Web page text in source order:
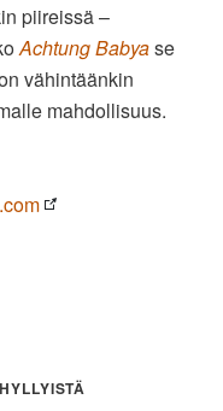
piireissä –
Achtung Babyase
vähintäänkin
mahdollisuus.